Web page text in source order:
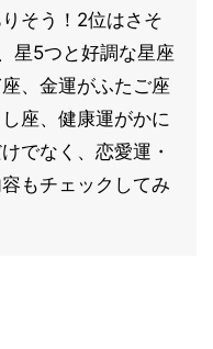
そう！2位はさそ
星5つと好調な星座
、金運がふたご座
座、健康運がかに
でなく、恋愛運・
もチェックしてみ